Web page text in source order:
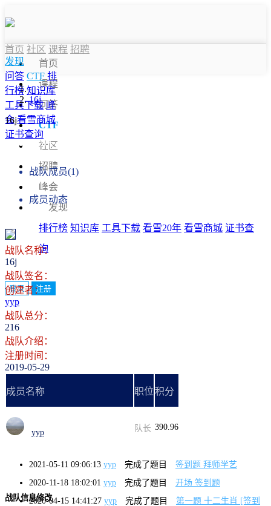
首页
课程
问答
CTF
社区
招聘
峰会
发现
排行榜 知识库 工具下载 看雪20年 看雪商城 证书查
询
登录 注册
首页 社区 课程 招聘
发现
问答 CTF 排
行榜 知识库
工具下载 峰
会 看雪商城
证书查询
16j
16j
战队信息
战队成员(1)
成员动态
战队名称：
16j
战队签名：
创建者：
yyp
战队总分：
216
战队介绍：
注册时间：
2019-05-29
成员名称 职位积分
yyp 队长 390.96
2021-05-11 09:06:13 yyp 完成了题目
签到题 拜师学艺
2020-11-18 18:02:01 yyp 完成了题目
开场 签到题
2020-04-15 14:41:27 yyp 完成了题目
第一题 十二生肖 [签到
战队信息修改